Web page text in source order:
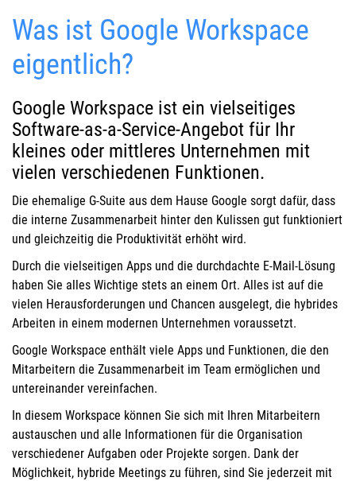
Was ist Google Workspace
eigentlich?
Google Workspace ist ein vielseitiges
Software-as-a-Service-Angebot für Ihr
kleines oder mittleres Unternehmen mit
vielen verschiedenen Funktionen.
Die ehemalige G-Suite aus dem Hause Google sorgt dafür, dass
die interne Zusammenarbeit hinter den Kulissen gut funktioniert
und gleichzeitig die Produktivität erhöht wird.
Durch die vielseitigen Apps und die durchdachte E-Mail-Lösung
haben Sie alles Wichtige stets an einem Ort. Alles ist auf die
vielen Herausforderungen und Chancen ausgelegt, die hybrides
Arbeiten in einem modernen Unternehmen voraussetzt.
Google Workspace enthält viele Apps und Funktionen, die den
Mitarbeitern die Zusammenarbeit im Team ermöglichen und
untereinander vereinfachen.
In diesem Workspace können Sie sich mit Ihren Mitarbeitern
austauschen und alle Informationen für die Organisation
verschiedener Aufgaben oder Projekte sorgen. Dank der
Möglichkeit, hybride Meetings zu führen, sind Sie jederzeit mit